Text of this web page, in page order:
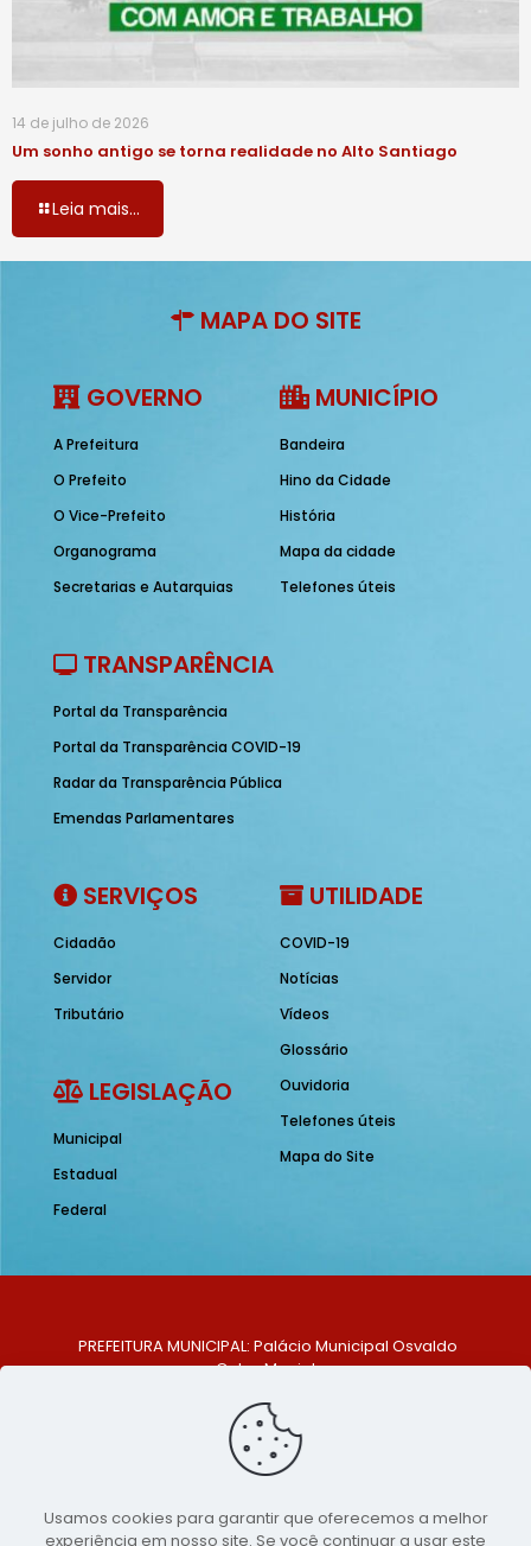
14 de julho de 2026
Um sonho antigo se torna realidade no Alto Santiago
Leia mais...
MAPA DO SITE
GOVERNO
A Prefeitura
O Prefeito
O Vice-Prefeito
Organograma
Secretarias e Autarquias
MUNICÍPIO
Bandeira
Hino da Cidade
História
Mapa da cidade
Telefones úteis
TRANSPARÊNCIA
Portal da Transparência
Portal da Transparência COVID-19
Radar da Transparência Pública
Emendas Parlamentares
SERVIÇOS
Cidadão
Servidor
Tributário
LEGISLAÇÃO
Municipal
Estadual
Federal
UTILIDADE
COVID-19
Notícias
Vídeos
Glossário
Ouvidoria
Telefones úteis
Mapa do Site
PREFEITURA MUNICIPAL: Palácio Municipal Osvaldo
Celso Maciel
Centro, São Bento do Una - PE. CEP: 553370-128
TELEFONE: (81) 99548-1569
E-MAIL: ouvidoria@saobentodouna.pe.gov.br
Usamos cookies para garantir que oferecemos a melhor
experiência em nosso site. Se você continuar a usar este